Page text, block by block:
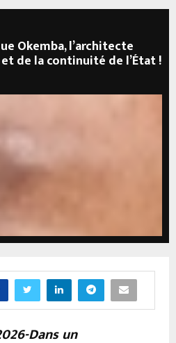
Okemba, l’architecte
de la continuité de l’État !
Dans un